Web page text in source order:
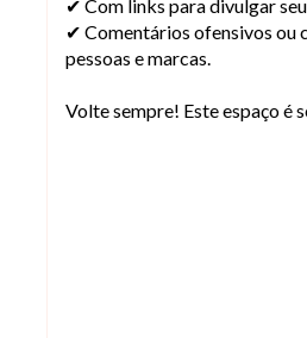
✔ Com links para divulgar
✔ Comentários ofensivos ou
pessoas e marcas.
Volte sempre! Este espaço é